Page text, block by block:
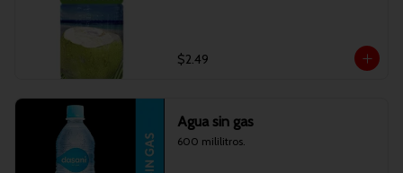
$2.49
Agua sin gas
600 mililitros.